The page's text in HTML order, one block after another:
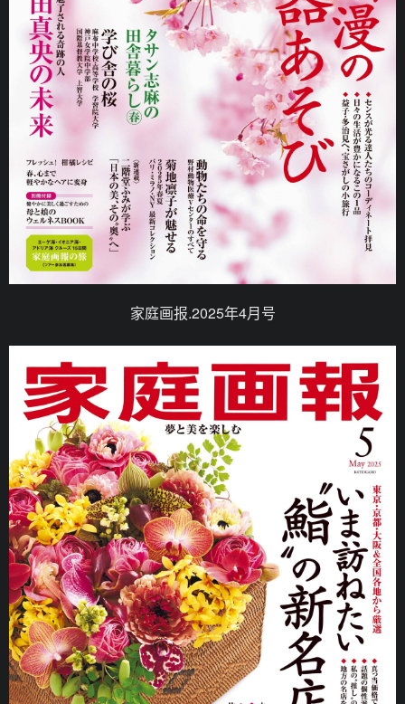
家庭画报.2025年4月号